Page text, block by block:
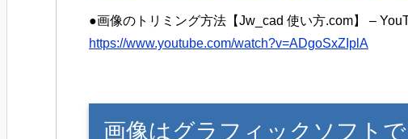
●画像のトリミング方法【Jw_cad 使い方.com】 –
https://www.youtube.com/watch?v=ADgoSxZIplA
画像はグラフィックソフト